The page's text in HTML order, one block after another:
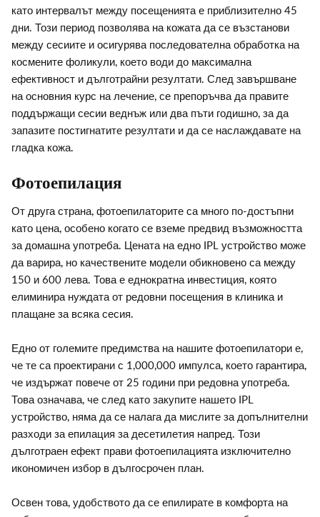
като интервалът между посещенията е приблизително 45
дни. Този период позволява на кожата да се възстанови
между сесиите и осигурява последователна обработка на
космените фоликули, което води до максимална
ефективност и дълготрайни резултати. След завършване
на основния курс на лечение, се препоръчва да правите
поддържащи сесии веднъж или два пъти годишно, за да
запазите постигнатите резултати и да се наслаждавате на
гладка кожа.
Фотоепилация
От друга страна, фотоепилаторите са много по-достъпни
като цена, особено когато се вземе предвид възможността
за домашна употреба. Цената на едно IPL устройство може
да варира, но качествените модели обикновено са между
150 и 600 лева. Това е еднократна инвестиция, която
елиминира нуждата от редовни посещения в клиника и
плащане за всяка сесия.
Едно от големите предимства на нашите фотоепилатори е,
че те са проектирани с 1,000,000 импулса, което гарантира,
че издържат повече от 25 години при редовна употреба.
Това означава, че след като закупите нашето IPL
устройство, няма да се налага да мислите за допълнителни
разходи за епилация за десетилетия напред. Този
дълготраен ефект прави фотоепилацията изключително
икономичен избор в дългосрочен план.
Освен това, удобството да се епилирате в комфорта на